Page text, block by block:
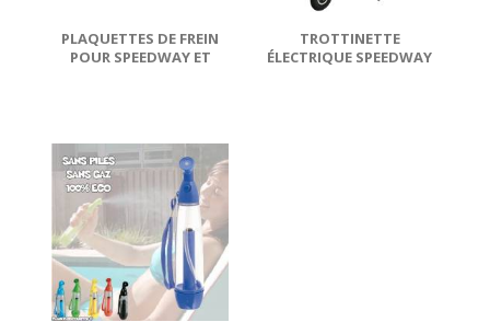
PLAQUETTES DE FREIN
POUR SPEEDWAY ET
TROTTINETTE
ÉLECTRIQUE SPEEDWAY